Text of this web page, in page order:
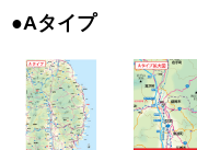
●Aタイプ